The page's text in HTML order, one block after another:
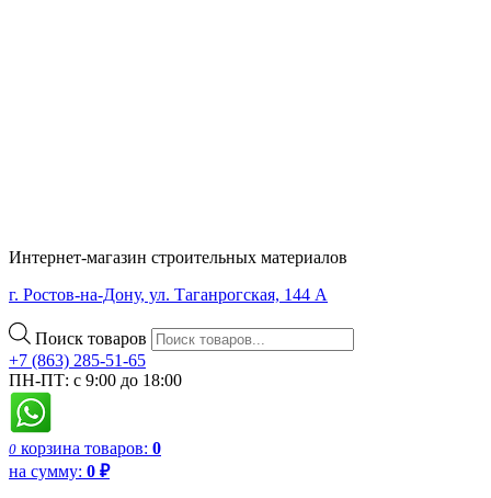
Интернет-магазин строительных материалов
г. Ростов-на-Дону, ул. Таганрогская, 144 А
Поиск товаров
+7 (863) 285-51-65
ПН-ПТ: с 9:00 до 18:00
0 корзина товаров: 0
на сумму: 0 ₽